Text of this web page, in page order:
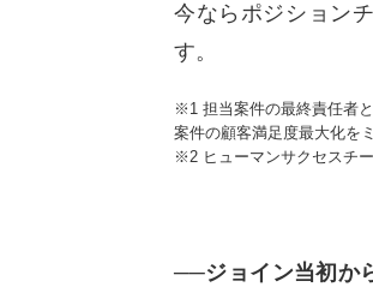
今ならポジション
す。
※1 担当案件の最終責任者
案件の顧客満足度最大化を
※2 ヒューマンサクセスチ
──ジョイン当初か